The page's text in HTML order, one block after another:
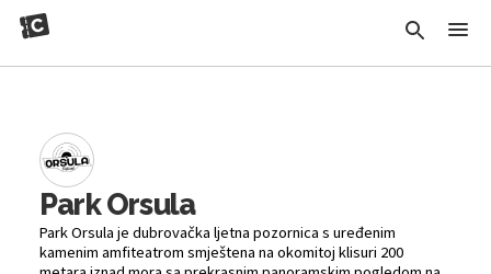
Park Orsula
Park Orsula je dubrovačka ljetna pozornica s uređenim
kamenim amfiteatrom smještena na okomitoj klisuri 200